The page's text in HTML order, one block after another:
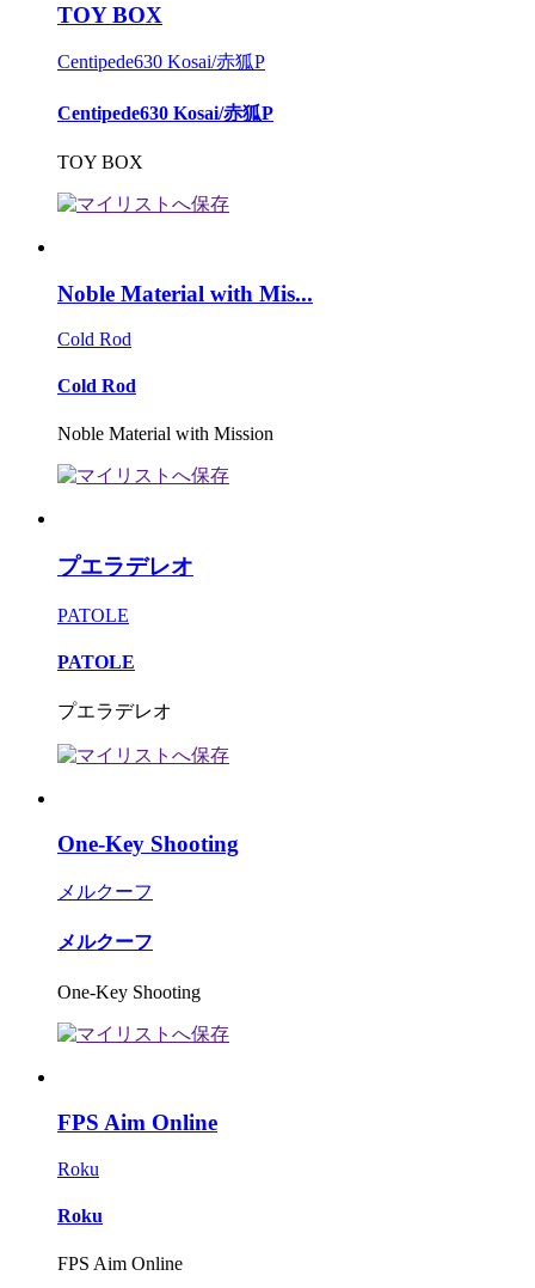
TOY BOX
Centipede630 Kosai/赤狐P
Centipede630 Kosai/赤狐P
TOY BOX
Noble Material with Mis...
Cold Rod
Cold Rod
Noble Material with Mission
プエラデレオ
PATOLE
PATOLE
プエラデレオ
One-Key Shooting
メルクーフ
メルクーフ
One-Key Shooting
FPS Aim Online
Roku
Roku
FPS Aim Online